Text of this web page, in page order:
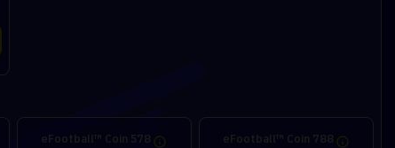
eFootball™ Coin 578 eFootball™ Coin 788